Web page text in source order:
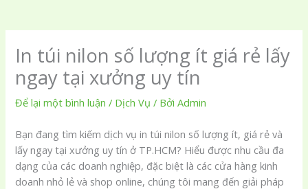
In túi nilon số lượng ít giá rẻ lấy
ngay tại xưởng uy tín
Để lại một bình luận / Dịch Vụ / BởiAdmin
Bạn đang tìm kiếm dịch vụ in túi nilon số lượng ít, giá rẻ và
lấy ngay tại xưởng uy tín ở TP.HCM? Hiểu được nhu cầu đa
dạng của các doanh nghiệp, đặc biệt là các cửa hàng kinh
doanh nhỏ lẻ và shop online, chúng tôi mang đến giải pháp